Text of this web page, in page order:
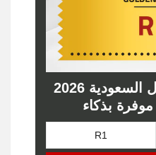
كوبون خصم فورديل السعودية 2026
بذكاء